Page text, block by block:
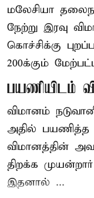
மலேசியா
நேற்று இரவு
கொச்சிக்கு
200க்கும்
பயணியிடம்
விமானம்
அதில் பயணித்த
விமானத்தின்
திறக்க
இதனால் ...